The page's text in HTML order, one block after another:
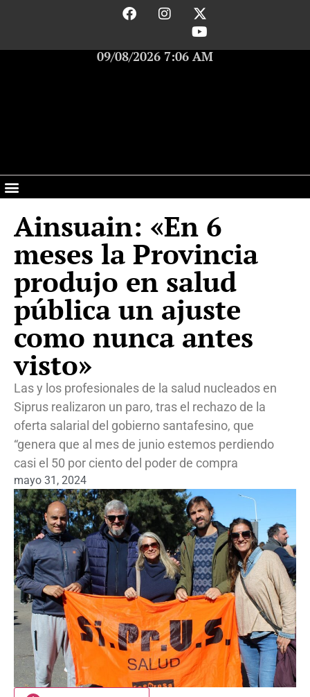
09/08/2026 7:06 AM
Ainsuain: «En 6
meses la Provincia
produjo en salud
pública un ajuste
como nunca antes
visto»
Las y los profesionales de la salud nucleados en
Siprus realizaron un paro, tras el rechazo de la
oferta salarial del gobierno santafesino, que
“genera que al mes de junio estemos perdiendo
casi el 50 por ciento del poder de compra
mayo 31, 2024